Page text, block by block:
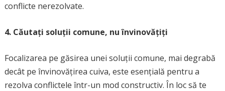
conflicte nerezolvate.
4. Căutați soluții comune, nu învinovățiți
Focalizarea pe găsirea unei soluții comune, mai degrabă
decât pe învinovățirea cuiva, este esențială pentru a
rezolva conflictele într-un mod constructiv. În loc să te